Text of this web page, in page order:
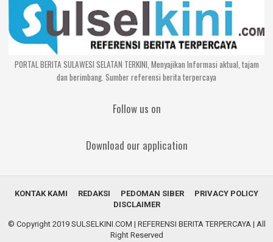
PORTAL BERITA SULAWESI SELATAN TERKINI, Menyajikan Informasi aktual, tajam
dan berimbang. Sumber referensi berita terpercaya
Follow us on
Download our application
KONTAK KAMI REDAKSI PEDOMAN SIBER
PRIVACY POLICY
DISCLAIMER
© Copyright 2019 SULSELKINI.COM | REFERENSI BERITA TERPERCAYA | All
Right Reserved